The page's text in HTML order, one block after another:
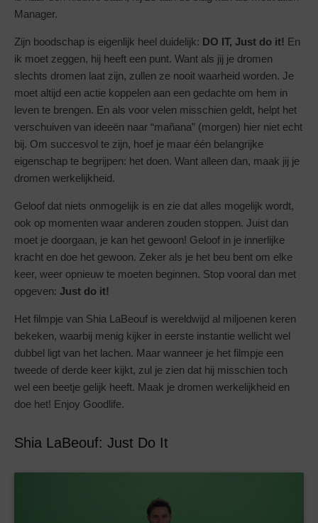
Manager.
Zijn boodschap is eigenlijk heel duidelijk: DO IT, Just do it! En
ik moet zeggen, hij heeft een punt. Want als jij je dromen
slechts dromen laat zijn, zullen ze nooit waarheid worden. Je
moet altijd een actie koppelen aan een gedachte om hem in
leven te brengen. En als voor velen misschien geldt, helpt het
verschuiven van ideeën naar “mañana” (morgen) hier niet echt
bij. Om succesvol te zijn, hoef je maar één belangrijke
eigenschap te begrijpen: het doen. Want alleen dan, maak jij je
dromen werkelijkheid.
Geloof dat niets onmogelijk is en zie dat alles mogelijk wordt,
ook op momenten waar anderen zouden stoppen. Juist dan
moet je doorgaan, je kan het gewoon! Geloof in je innerlijke
kracht en doe het gewoon. Zeker als je het beu bent om elke
keer, weer opnieuw te moeten beginnen. Stop vooral dan met
opgeven: Just do it!
Het filmpje van Shia LaBeouf is wereldwijd al miljoenen keren
bekeken, waarbij menig kijker in eerste instantie wellicht wel
dubbel ligt van het lachen. Maar wanneer je het filmpje een
tweede of derde keer kijkt, zul je zien dat hij misschien toch
wel een beetje gelijk heeft. Maak je dromen werkelijkheid en
doe het! Enjoy Goodlife.
Shia LaBeouf: Just Do It